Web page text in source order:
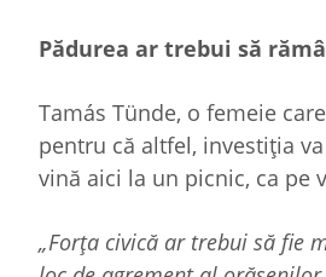
Pădurea ar trebui să
Tamás Tünde, o femeie
pentru că altfel, investiția
vină aici la un picnic, ca pe
„Forța civică ar trebui să fie